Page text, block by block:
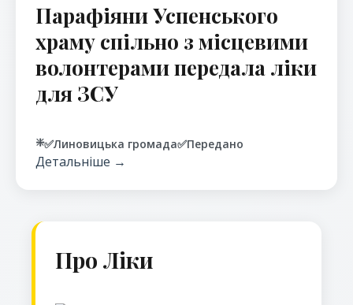
Парафіяни Успенського
храму спільно з місцевими
волонтерами передала ліки
для ЗСУ
❇️✅Линовицька громада✅Передано
Детальніше →
Про Ліки